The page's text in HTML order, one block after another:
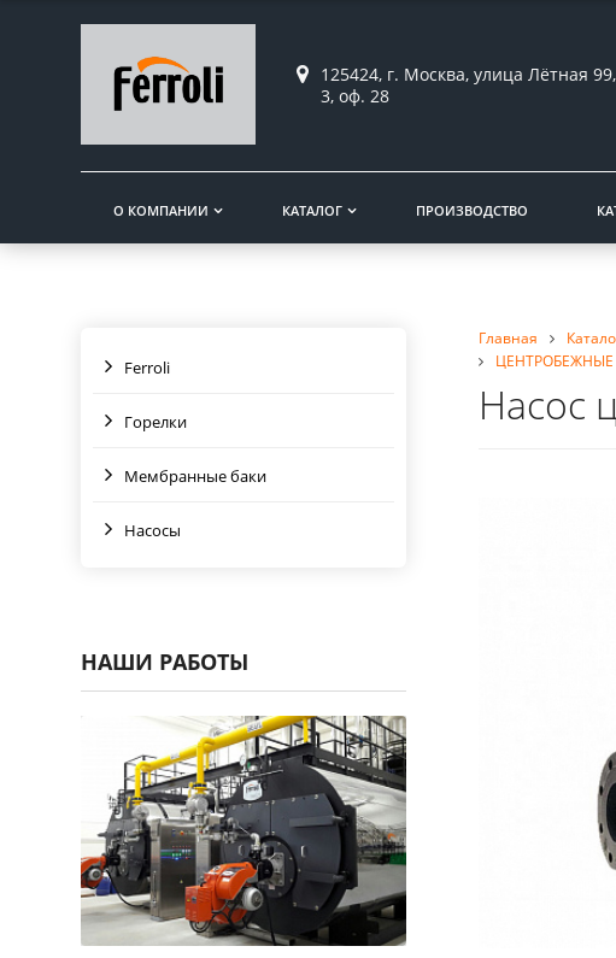
125424, г. Москва, улица Лётная
3, оф. 28
О КОМПАНИИ КАТАЛОГ ПРОИЗВОДСТВО
Ferroli
Горелки
Мембранные баки
Насосы
НАШИ РАБОТЫ
Главная
ЦЕНТРОБЕЖНЫЕ
Насос